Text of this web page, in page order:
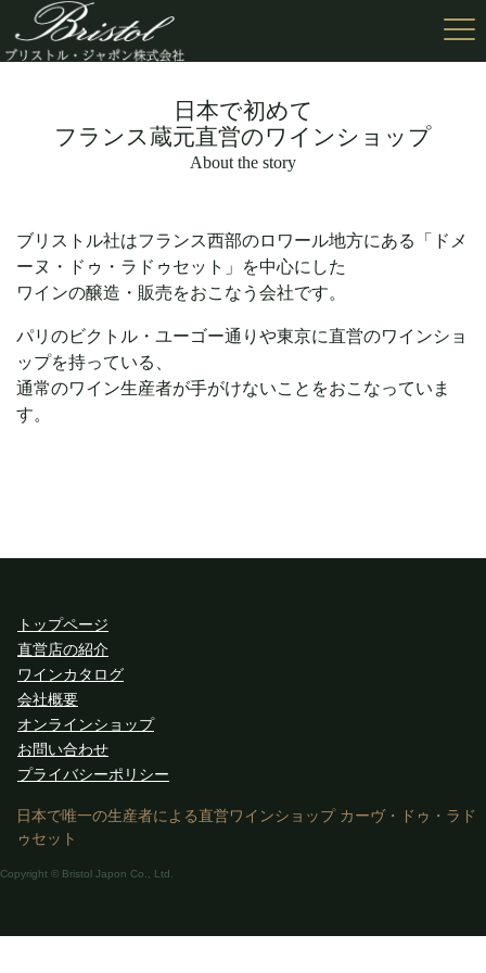
日本で初めて
フランス蔵元直営のワインショップ
About the story
ブリストル社はフランス西部のロワール地方にある「ドメ
ーヌ・ドゥ・ラドゥセット」を中心にした
ワインの醸造・販売をおこなう会社です。
パリのビクトル・ユーゴー通りや東京に直営のワインショ
ップを持っている、
通常のワイン生産者が手がけないことをおこなっていま
す。
トップページ
直営店の紹介
ワインカタログ
会社概要
オンラインショップ
お問い合わせ
プライバシーポリシー
日本で唯一の生産者による直営ワインショップ カーヴ・ドゥ・ラド
ゥセット
Copyright © Bristol Japon Co., Ltd.